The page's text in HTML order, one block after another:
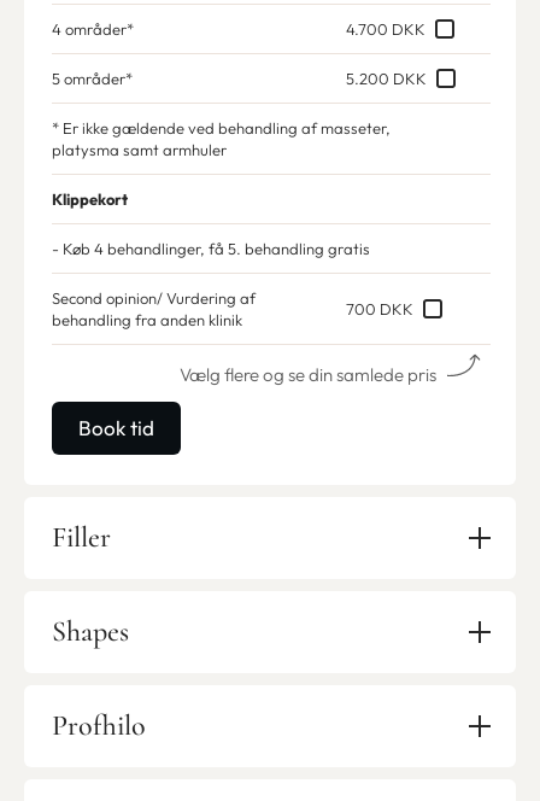
4 områder* 4.700 DKK
5 områder* 5.200 DKK
* Er ikke gældende ved behandling af masseter,
platysma samt armhuler
Klippekort
- Køb 4 behandlinger, få 5. behandling gratis
Second opinion/ Vurdering af
behandling fra anden klinik
700 DKK
Book tid
Vælg flere og se din samlede pris
Filler
Shapes
Profhilo